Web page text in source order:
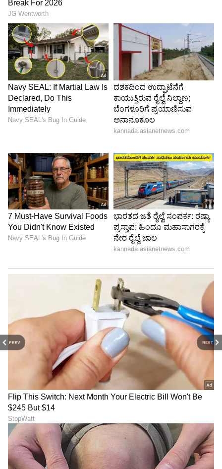
PREV NEXT
ಅಂದರೆ ಜೈ ಭೀಮ್ ಚಿತ್ರ ರತ್ನನ್ ಪ್ರಪಂಚಕ್ಕಿಂತ ತುಂಬಾ
ಹಿಂದಿದೆ. ಆದರೆ ಜೈ ಭೀಮ್ ಚಿತ್ರದ ಪರವಾಗಿಯೂ
ಅತ್ಯುತ್ತಮ ವಿಮರ್ಶೆ ಹಾಗೂ ಜನಾಭಿಪ್ರಾಯ ಕೇಳಿಬಂದಿತ್ತು.
ಇದರಲ್ಲಿ ಸೂರ್ಯ, ದಲಿತರ ಪರ ಹೋರಾಡುವ ವಕೀಲರ
ಪಾತ್ರ ನಿರ್ವಹಿಸಿದ್ದರು. ಇದು ನಿಜಕತೆ ಆಧರಿಸಿದ ಸಿನಿಮಾ.
ತಮಿಳುನಾಡಿನ ಇರುಳಿಗರ ಜೀವನ ಮತ್ತು ಸಂಕಷ್ಟ ಆಧರಿಸಿ